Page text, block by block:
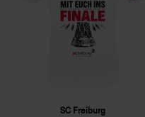
SC Freiburg